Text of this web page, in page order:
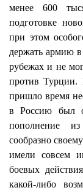
менее 600
подготовке
при этом
держать армию
рубежах и не
против Турции.
пришло время
в Россию был
пополнение
сообразно
имели совсем
боевых
какой-либо